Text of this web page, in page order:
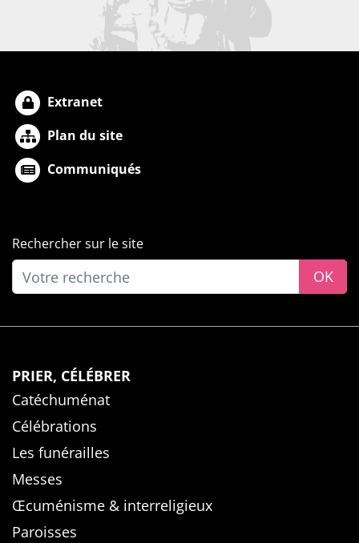
Extranet
Plan du site
Communiqués
Rechercher sur le site
OK
PRIER, CÉLÉBRER
Catéchuménat
Célébrations
Les funérailles
Messes
Œcuménisme & interreligieux
Paroisses